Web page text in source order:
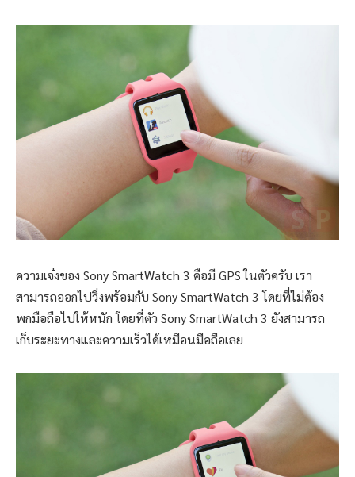
ความเจ๋งของ Sony SmartWatch 3 คือมี GPS ในตัวครับ เรา
สามารถออกไปวิ่งพร้อมกับ Sony SmartWatch 3 โดยที่ไม่ต้อง
พกมือถือไปให้หนัก โดยที่ตัว Sony SmartWatch 3 ยังสามารถ
เก็บระยะทางและความเร็วได้เหมือนมือถือเลย